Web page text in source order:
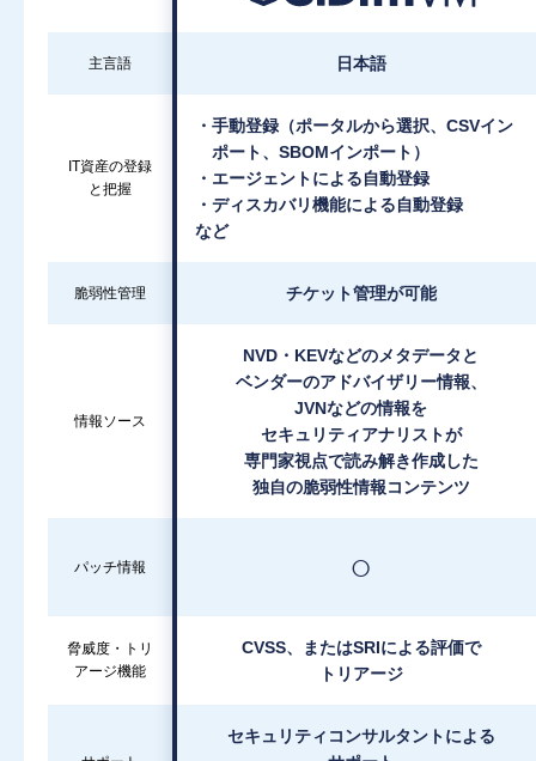
主言語
IT資産の登録
と把握
脆弱性管理
情報ソース
パッチ情報
脅威度・トリ
アージ機能
日本語
・手動登録（ポータルから選択、CSVイン
ポート、SBOMインポート）
・エージェントによる自動登録
・ディスカバリ機能による自動登録
など
チケット管理が可能
NVD・KEVなどのメタデータと
ベンダーのアドバイザリー情報、
JVNなどの情報を
セキュリティアナリストが
専⾨家視点で読み解き作成した
独⾃の脆弱性情報コンテンツ
○
CVSS、またはSRIによる評価で
トリアージ
セキュリティコンサルタントによる